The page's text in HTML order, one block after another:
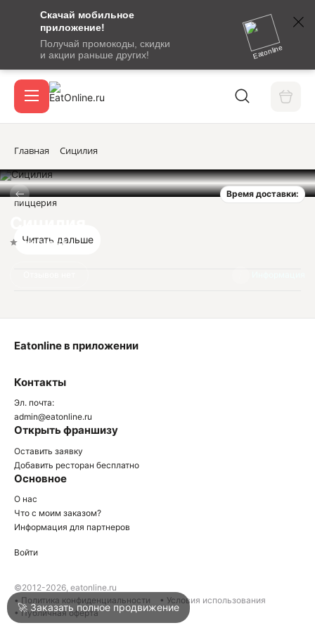
Скачай мобильное
приложение!
Получай промокоды, скидки
и акции раньше других!
Eatonline
сообщение
кодом
подтверждения
Вход / регистрация
Акции
Войти
Написать в техподдержку
Главная Сицилия
Время доставки:
Нет оценок
пиццерия
Читать дальше
Контакты
Эл. почта:
admin@eatonline.ru
Открыть франшизу
Оставить заявку
Добавить ресторан бесплатно
Основное
О нас
Что с моим заказом?
Информация для партнеров
Eatonline в приложении
Войти
©2012-2026, eatonline.ru
• Политика конфиденциальности
• Условия использования
• Публичная оферта
🚀 Заказать полное продвижение